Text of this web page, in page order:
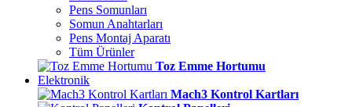
Pens Somunları
Somun Anahtarları
Pens Montaj Aparatı
Tüm Ürünler
Toz Emme Hortumu
Elektronik
Mach3 Kontrol Kartları